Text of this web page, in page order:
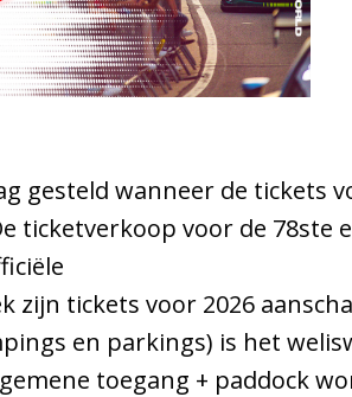
gesteld wanneer de tickets
ticketverkoop voor de 78ste
zijn tickets voor 2026
en parkings) is het
toegang + paddock